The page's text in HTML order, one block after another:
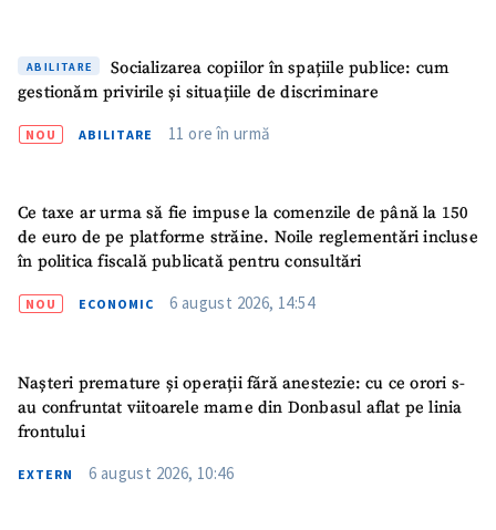
ABILITARE
Socializarea copiilor în spațiile publice: cum
gestionăm privirile și situațiile de discriminare
NOU ABILITARE 11 ore în urmă
Ce taxe ar urma să fie impuse la comenzile de până la 150
de euro de pe platforme străine. Noile reglementări incluse
în politica fiscală publicată pentru consultări
NOU ECONOMIC 6 august 2026, 14:54
Nașteri premature și operații fără anestezie: cu ce orori s-
au confruntat viitoarele mame din Donbasul aflat pe linia
frontului
EXTERN 6 august 2026, 10:46